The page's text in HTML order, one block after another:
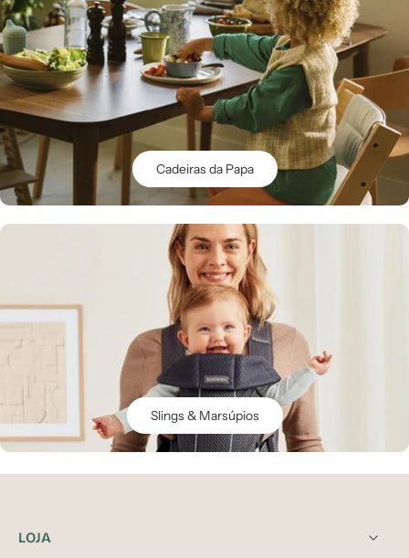
Cadeiras da Papa
Slings & Marsúpios
LOJA